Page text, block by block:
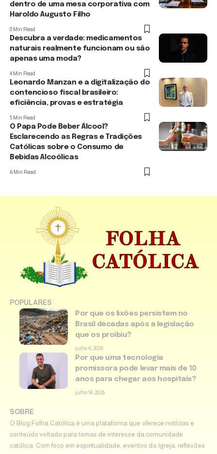
dentro de uma mesa corporativa com
Haroldo Augusto Filho
8 Min Read
Descubra a verdade: medicamentos
naturais realmente funcionam ou são
apenas uma moda?
4 Min Read
Leonardo Manzan e a digitalização do
contencioso fiscal brasileiro:
eficiência, provas e estratégia
5 Min Read
O Papa Pode Beber Álcool?
Esclarecendo as Regras e Tradições
Católicas sobre o Consumo de
Bebidas Alcoólicas
6 Min Read
POPULARES
Por que os lixões persistem no
Brasil décadas após a legislação
que os proibiu?
julho 6, 2026
Por que uma tecnologia
promissora pode levar mais de 10
anos para chegar aos hospitais?
julho 14, 2026
SOBRE
O Blog Folha Católica é uma plataforma que oferece notícias e
conteúdo voltado para temas de interesse da comunidade
católica. Com foco em espiritualidade, eventos da Igreja, reflexões